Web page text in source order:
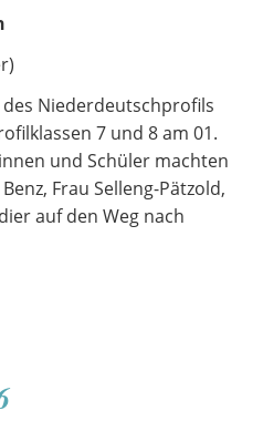
Niederdeutschprofils
7 und 8 am 01.
und Schüler machten
Frau Selleng-Pätzold,
auf den Weg nach